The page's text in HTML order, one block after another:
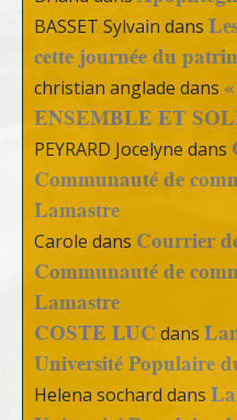
BASSET Sylvain dans
cette journée du
christian anglade dans
ENSEMBLE ET
PEYRARD Jocelyne dans
Communauté de
Lamastre
Carole dans Courrier
Communauté de
Lamastre
COSTE LUC dans
Université Populaire
Helena sochard dans